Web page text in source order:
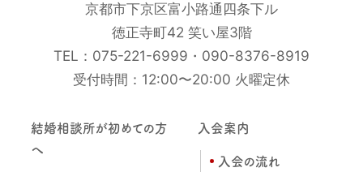
京都市下京区富小路通四条下ル
徳正寺町42 笑い屋3階
TEL： 075-221-6999 ・ 090-8376-8919
受付時間：12:00〜20:00 火曜定休
結婚相談所が初めての方
へ
入会案内
入会の流れ